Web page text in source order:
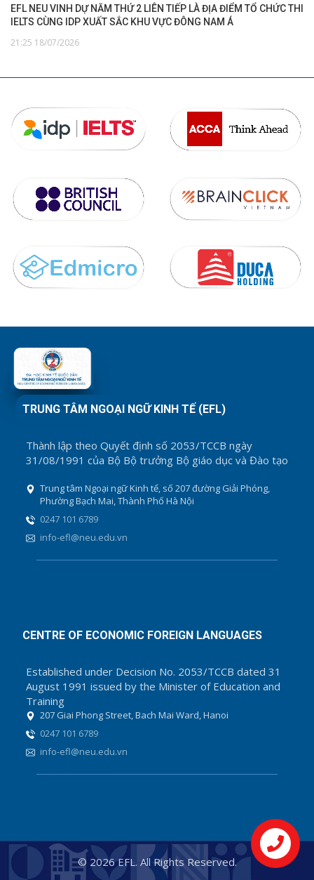
EFL NEU VINH DỰ NĂM THỨ 2 LIÊN TIẾP LÀ ĐỊA ĐIỂM TỔ CHỨC THI
IELTS CÙNG IDP XUẤT SẮC KHU VỰC ĐÔNG NAM Á
21:25 18/07/2026
TRUNG TÂM NGOẠI NGỮ KINH TẾ (EFL)
Thành lập theo Quyết định số 2053/TCCB ngày
31/08/1991 của Bộ Bộ trưởng Bộ giáo dục và Đào tạo
Trung tâm Ngoại ngữ Kinh tế, số 207 đường Giải Phóng,
Phường Bạch Mai, Thành Phố Hà Nội
0247 101 6789
info-efl@neu.edu.vn
CENTRE OF ECONOMIC FOREIGN LANGUAGES
Established under Decision No. 2053/TCCB dated 31
August 1991 issued by the Minister of Education and
Training
207 Giai Phong Street, Bach Mai Ward, Hanoi
0247 101 6789
info-efl@neu.edu.vn
© 2026 EFL. All Rights Reserved.
Liên hệ